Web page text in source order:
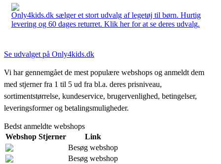
Only4kids.dk sælger et stort udvalg af legetøj til børn. Hurtig
levering og 60 dages returret. Klik her for at se deres udvalg.
Se udvalget på Only4kids.dk
Vi har gennemgået de mest populære webshops og anmeldt dem
med stjerner fra 1 til 5 ud fra bl.a. deres prisniveau,
sortimentstørrelse, kundeservice, brugervenlighed, betingelser,
leveringsformer og betalingsmuligheder.
Bedst anmeldte webshops
Webshop Stjerner
Link
Besøg webshop
Besøg webshop